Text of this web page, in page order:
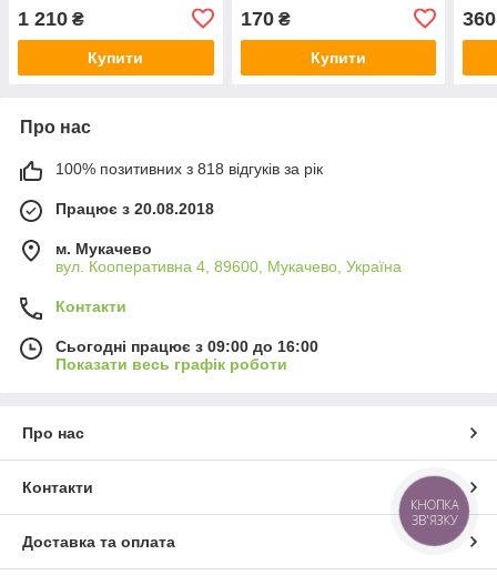
відправкою і готова до
встановлення без
доопрацювань
1 210 ₴
Купити
8200431051
170₴
Купити
360
Про нас
100% позитивних з 818 відгуків за рік
Працює з 20.08.2018
м. Мукачево
вул. Кооперативна 4, 89600, Мукачево, Україна
Контакти
Сьогодні працює з 09:00 до 16:00
Показати весь графік роботи
Про нас
Контакти
Доставка та оплата
КНОПКА
ЗВ'ЯЗКУ